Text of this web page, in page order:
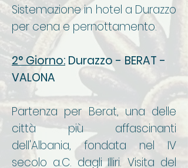
Sistemazione in hotel a Durazzo
per cena e pernottamento.
2° Giorno: Durazzo - BERAT -
VALONA
Partenza per Berat, una delle
città più affascinanti
dell'Albania, fondata nel IV
secolo a.C. dagli Illiri. Visita del